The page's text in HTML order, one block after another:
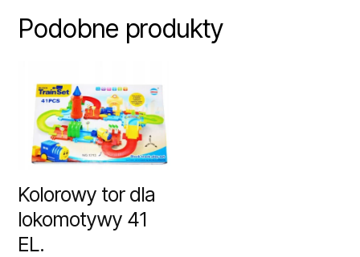
Podobne produkty
Kolorowy tor dla
lokomotywy 41
EL.